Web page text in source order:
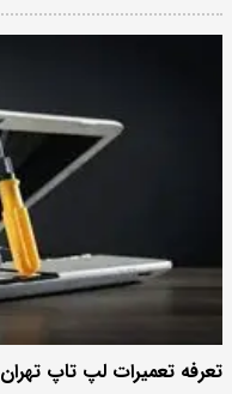
تعرفه تعمیرات لپ تاپ تهران ۱۴۰۴